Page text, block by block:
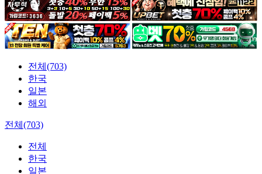
전체(703)
한국
일본
해외
전체(703)
전체
한국
일본